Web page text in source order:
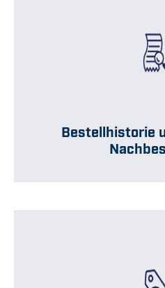
Bestellhistorie